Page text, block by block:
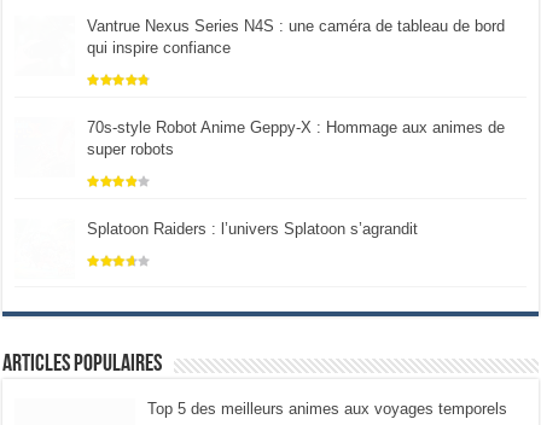
Vantrue Nexus Series N4S : une caméra de tableau de bord
qui inspire confiance
70s-style Robot Anime Geppy-X : Hommage aux animes de
super robots
Splatoon Raiders : l’univers Splatoon s’agrandit
Articles populaires
Top 5 des meilleurs animes aux voyages temporels